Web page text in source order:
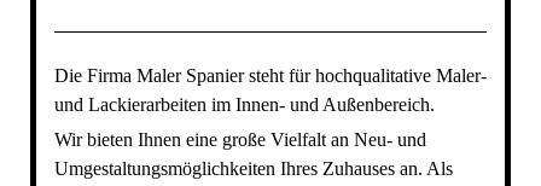
Die Firma Maler Spanier steht für hochqualitative Maler-
und Lackierarbeiten im Innen- und Außenbereich.
Wir bieten Ihnen eine große Vielfalt an Neu- und
Umgestaltungsmöglichkeiten Ihres Zuhauses an. Als